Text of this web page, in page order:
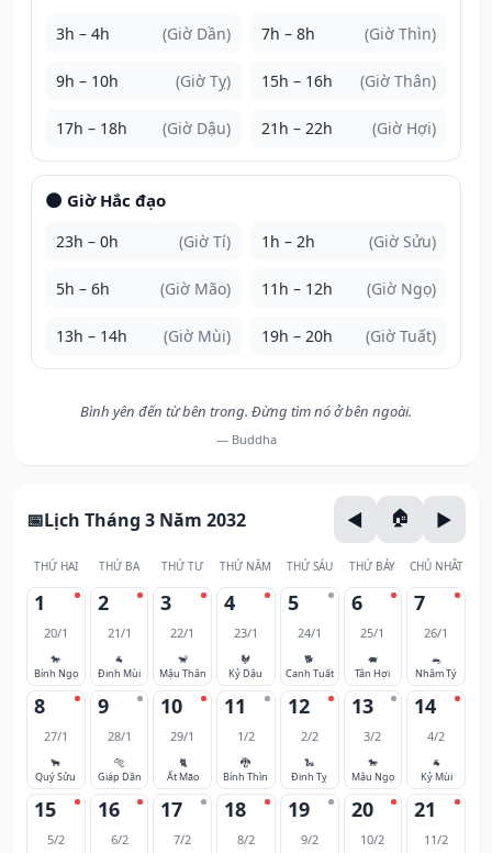
3h – 4h (Giờ Dần) 7h – 8h (Giờ Thìn)
9h – 10h (Giờ Tỵ) 15h – 16h (Giờ Thân)
17h – 18h (Giờ Dậu) 21h – 22h (Giờ Hợi)
🌑 Giờ Hắc đạo
23h – 0h (Giờ Tí) 1h – 2h (Giờ Sửu)
5h – 6h (Giờ Mão) 11h – 12h (Giờ Ngọ)
13h – 14h (Giờ Mùi) 19h – 20h (Giờ Tuất)
Bình yên đến từ bên trong. Đừng tìm nó ở bên ngoài.
— Buddha
Lịch Tháng 3 Năm 2032
THỨ HAI THỨ BA THỨ TƯ THỨ NĂM THỨ SÁU THỨ BẢY CHỦ NHẬT
1
20/1
🐎
Bính Ngọ
2
21/1
🐐
Đinh Mùi
3
22/1
🐒
Mậu Thân
4
23/1
🐓
Kỷ Dậu
5
24/1
🐕
Canh Tuất
6
25/1
🐖
Tân Hợi
7
26/1
🐀
Nhâm Tý
8
27/1
🐂
Quý Sửu
9
28/1
🐅
Giáp Dần
10
29/1
🐈
Ất Mão
11
1/2
🐉
Bính Thìn
12
2/2
🐍
Đinh Tỵ
13
3/2
🐎
Mậu Ngọ
14
4/2
🐐
Kỷ Mùi
15
5/2
16
6/2
17
7/2
18
8/2
19
9/2
20
10/2
21
11/2